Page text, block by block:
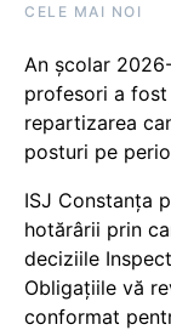
CELE MAI NOI
An școlar
profesori a
repartizarea
posturi pe
ISJ Constanța
hotărârii prin
deciziile
Obligațiile vă
conformat